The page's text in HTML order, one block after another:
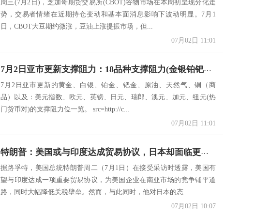
周三(7月2日)，芝加哥期货交易所(CBOT)谷物市场在本周初呈现分化走
势，交易者情绪在近期持仓变动和基本面消息影响下波动明显。7月1
日，CBOT大豆期约微涨，豆油上涨提振市场，但...
07月02日 11:01
7月2日亚市更新支撑阻力：18品种支撑阻力(金银铂钯原油天然气铜及十大货币对)
7月2日亚市更新的黄金、白银、铂金、钯金、原油、天然气、铜（商
品）以及：美元指数、欧元、英镑、日元、瑞郎、澳元、加元、纽元(热
门货币对)的支撑阻力位一览。 src=http://c...
07月02日 11:01
特朗普：美国或与印度达成贸易协议，日本却面临更高关税威胁！
据路孚特，美国总统特朗普周二（7月1日）在接受采访时透露，美国有
望与印度达成一项重要贸易协议，为美国企业在南亚市场的竞争铺平道
路，同时大幅降低关税壁垒。然而，与此同时，他对日本的态...
07月02日 10:07